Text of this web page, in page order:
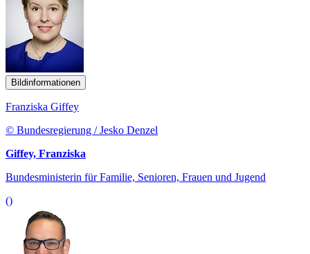
Bildinformationen
Franziska Giffey
© Bundesregierung / Jesko Denzel
Giffey, Franziska
Bundesministerin für Familie, Senioren, Frauen und Jugend
()